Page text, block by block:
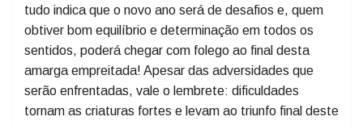
condições de iniciar com tranquilidade este novo curso
da existência!
Pelas determinações adotadas pelo governo federal,
tudo indica que o novo ano será de desafios e, quem
obtiver bom equilíbrio e determinação em todos os
sentidos, poderá chegar com folego ao final desta